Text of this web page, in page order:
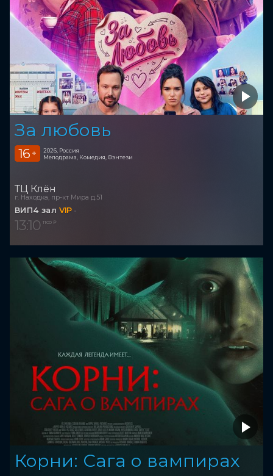
За любовь
16 +
2026, Россия
Мелодрама, Комедия, Фэнтези
ТЦ Клён
г. Находка, пр-кт Мира д.51
ВИП4 зал VIP
13:10 1 100 ₽
Корни: Сага о вампирах